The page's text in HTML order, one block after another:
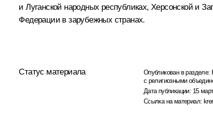
и Луганской народных республиках, Херсонской и
Федерации в зарубежных странах.
Статус материала Опубликован в разделе:
с религиозными
Дата публикации: 15
Ссылка на материал: